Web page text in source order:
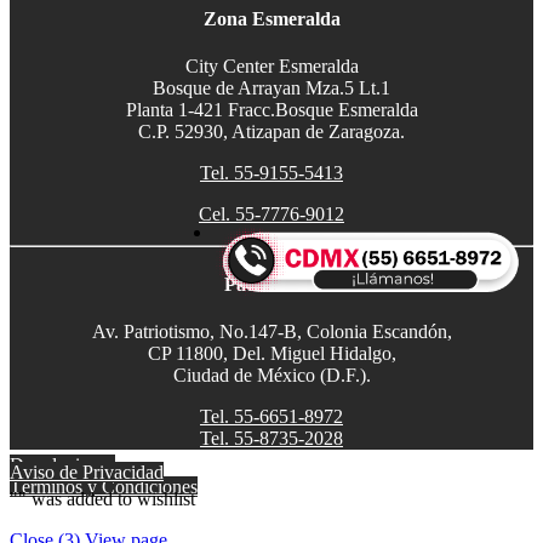
Zona Esmeralda
City Center Esmeralda
Bosque de Arrayan Mza.5 Lt.1
Planta 1-421 Fracc.Bosque Esmeralda
C.P. 52930, Atizapan de Zaragoza.
Tel. 55-9155-5413
Cel. 55-7776-9012
Patriotismo
Av. Patriotismo, No.147-B, Colonia Escandón,
CP 11800, Del. Miguel Hidalgo,
Ciudad de México (D.F.).
Tel. 55-6651-8972
Tel. 55-8735-2028
Garantías
Devoluciones
Términos y Condiciones
Aviso de Privacidad
"" was added to wishlist